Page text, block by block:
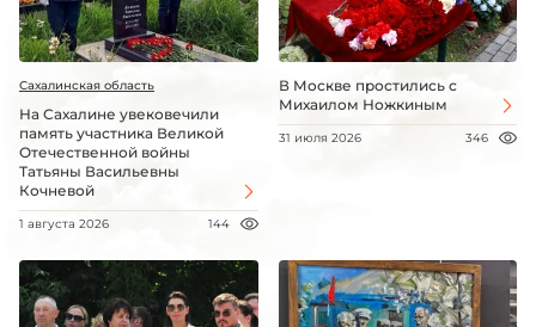
Сахалинская область
На Сахалине увековечили
память участника Великой
Отечественной войны
Татьяны Васильевны
Кочневой
1 августа 2026 144
В Москве простились с
Михаилом Ножкиным
31 июля 2026 346